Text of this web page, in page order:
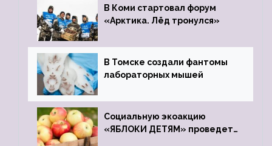
В Коми стартовал форум
«Арктика. Лёд тронулся»
В Томске создали фантомы
лабораторных мышей
Социальную экоакцию
«ЯБЛОКИ ДЕТЯМ» проведет